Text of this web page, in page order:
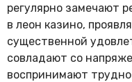
регулярно замечают
в леон казино,
существенной
совладают со
воспринимают